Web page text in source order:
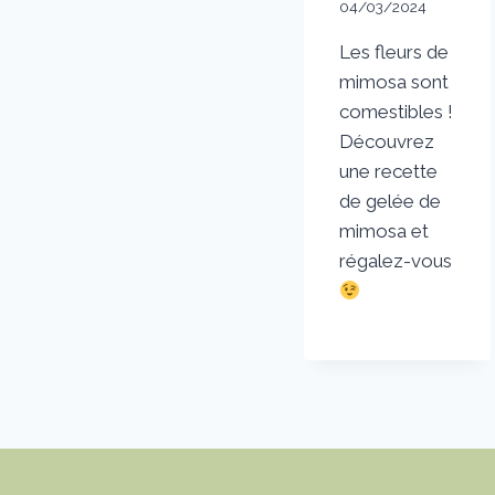
04/03/2024
Les fleurs de
mimosa sont
comestibles !
Découvrez
une recette
de gelée de
mimosa et
régalez-vous